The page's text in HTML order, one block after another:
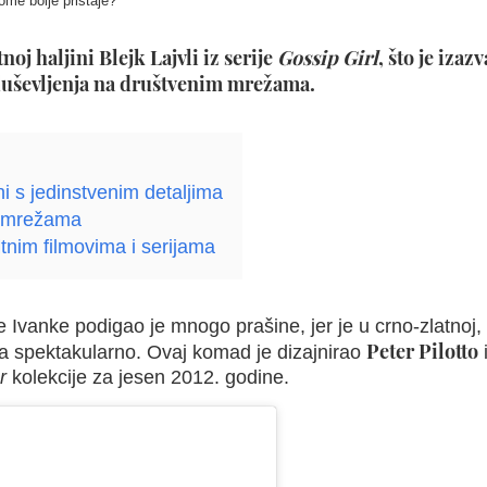
haljini Blejk Lajvli iz serije Gossip Girl, što je
na društvenim mrežama.
s jedinstvenim detaljima
filmovima i serijama
Ivanke podigao je mnogo prašine, jer je u crno-zlatnoj,
spektakularno. Ovaj komad je dizajnirao Peter Pilotto i
kolekcije za jesen 2012. godine.